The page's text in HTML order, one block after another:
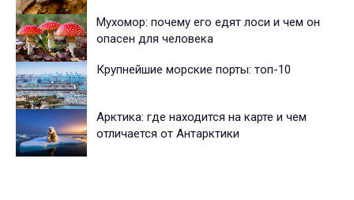
Мухомор: почему его едят лоси и чем он
опасен для человека
Крупнейшие морские порты: топ-10
Арктика: где находится на карте и чем
отличается от Антарктики